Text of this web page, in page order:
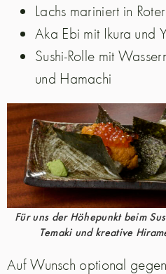
Lachs mariniert in
Aka Ebi mit Ikura und
Sushi-Rolle mit
und Hamachi
Für uns der Höhepunkt beim
Temaki und kreative
Auf Wunsch optional